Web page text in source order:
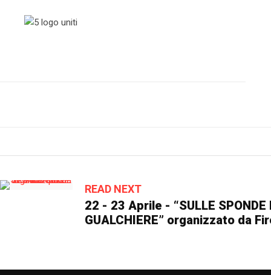
READ NEXT
22 - 23 Aprile - “SULLE SPONDE
GUALCHIERE” organizzato da